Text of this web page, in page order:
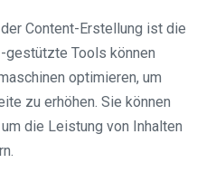
Content-Erstellung ist die
gestützte Tools können
optimieren, um
zu erhöhen. Sie können
die Leistung von Inhalten